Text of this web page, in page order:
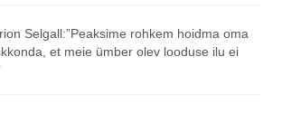
Selgall:”Peaksime rohkem hoidma oma
et meie ümber olev looduse ilu ei